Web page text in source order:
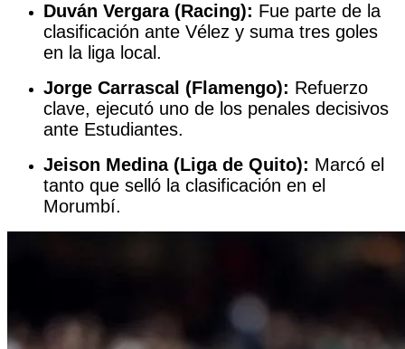
Duván Vergara (Racing): Fue parte de la
clasificación ante Vélez y suma tres goles
en la liga local.
Jorge Carrascal (Flamengo): Refuerzo
clave, ejecutó uno de los penales decisivos
ante Estudiantes.
Jeison Medina (Liga de Quito): Marcó el
tanto que selló la clasificación en el
Morumbí.